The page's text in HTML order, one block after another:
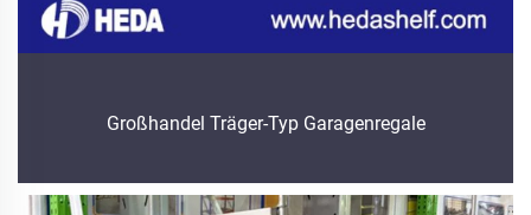
Großhandel Träger-Typ Garagenregale